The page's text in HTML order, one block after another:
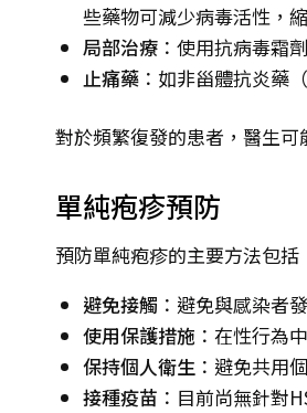
些藥物可減少病毒活性，
局部治療 ：使用抗病毒霜
止痛藥 ：如非甾體抗炎藥
對於頻繁復發的患者，醫生
單純疱疹預防
預防單純疱疹的主要方法包括
避免接觸 ：避免與感染者
使用保護措施 ：在性行為
保持個人衛生 ：避免共用
接種疫苗 ：目前尚無針對